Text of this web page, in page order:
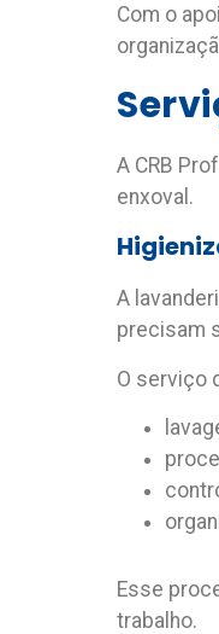
Com o
A CRB
enxoval .
A
precisam
O serviço
Esse
trabalho.